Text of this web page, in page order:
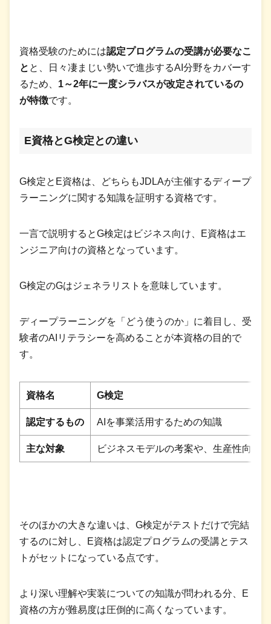
資格受験のためには認定プログラムの受講が必要なこ
と と、日々凄まじい勢いで進歩するAI分野をカバーす
るため、 1～2年に一度シラバスが改定されているの
が特徴です。
E資格とG検定との違い
G検定とE資格は、どちらもJDLAが主催するディープ
ラーニングに関する知識を証明する資格です。
一言で説明するとG検定はビジネス向け、E資格はエ
ンジニア向けの資格となっています。
G検定のGはジェネラリストを意味しています。
ディープラーニングを「どう使うのか」に着目し、受
験者のAIリテラシーを高めることが本資格の目的で
す。
資格名 G検定
認定するもの AIを事業活用するための知識
主な対象 ビジネスモデルの考案や、生産性向上
そのほかの大きな違いは、G検定がテストだけで完結
するのに対し、E資格は認定プログラムの受講とテス
トがセットになっている点です。
より深い理解や実装についての知識が問われる分、E
資格の方が難易度は圧倒的に高くなっています。